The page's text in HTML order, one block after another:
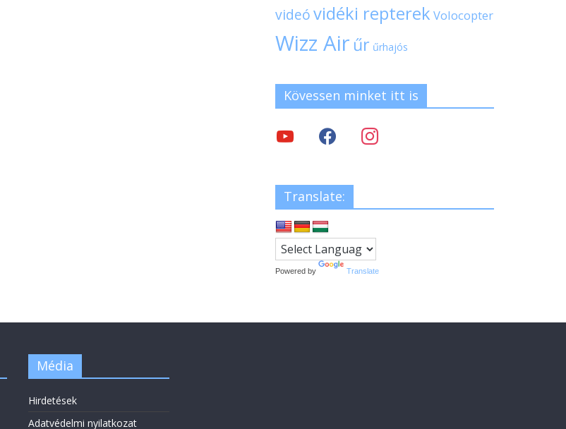
videóvidéki repterek Volocopter
Wizz Air űr űrhajós
Kövessen minket itt is
Translate:
Powered by Translate
Média
Hirdetések
Adatvédelmi nyilatkozat